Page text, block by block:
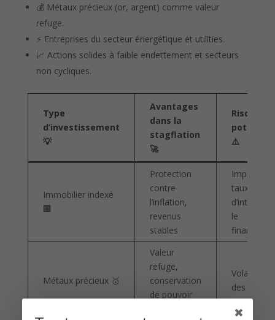
💰 Métaux précieux (or, argent) comme valeur
refuge.
⚡ Entreprises du secteur énergétique et utilities.
📈 Actions solides à faible endettement et secteurs
non cycliques.
Type
d’investissement
💡
Avantages
dans la
stagflation
🚀
Risques
⚠️
Immobilier indexé
🏢
Protection
contre
l’inflation,
revenus
stables
Impact des
taux
d’intérêt
le
Métaux précieux 🥇
Valeur
refuge,
conservation
de pouvoir
Volatilité
des cours